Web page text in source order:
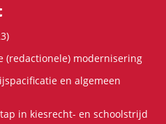
(redactionele) modernisering
en algemeen
in kiesrecht- en schoolstrijd